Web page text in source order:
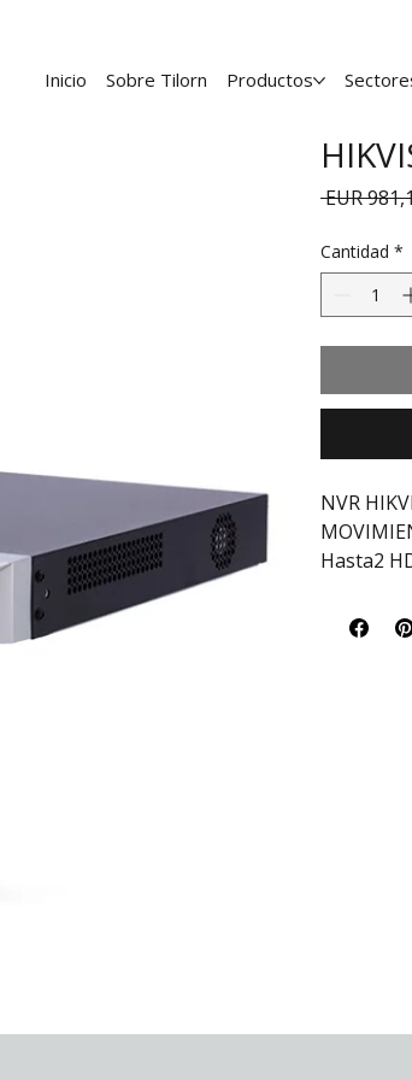
Inicio Sobre Tilorn Productos
EUR
Cantidad *
NVR
Hasta2